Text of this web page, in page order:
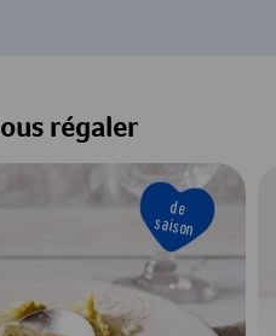
régaler
de
saison